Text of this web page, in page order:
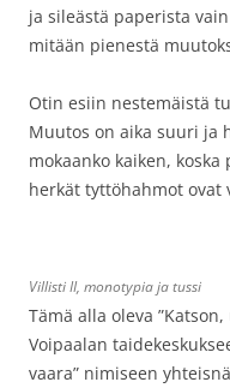
ja sileästä paperista
mitään pienestä
Otin esiin nestemäistä
Muutos on aika suuri ja
mokaanko kaiken,
herkät tyttöhahmot ovat
Villisti II, monotypia ja tussi
Tämä alla oleva
Voipaalan
vaara” nimiseen